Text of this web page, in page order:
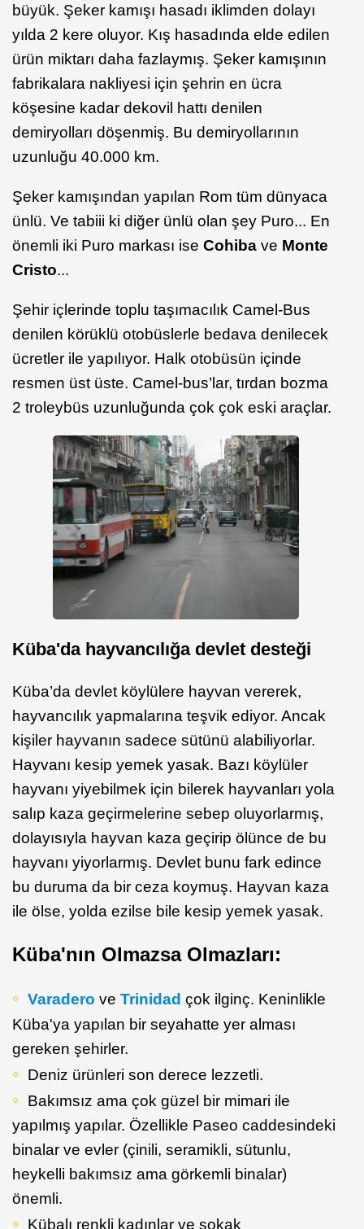
büyük. Şeker kamışı hasadı iklimden dolayı
yılda 2 kere oluyor. Kış hasadında elde edilen
ürün miktarı daha fazlaymış. Şeker kamışının
fabrikalara nakliyesi için şehrin en ücra
köşesine kadar dekovil hattı denilen
demiryolları döşenmiş. Bu demiryollarının
uzunluğu 40.000 km.
Şeker kamışından yapılan Rom tüm dünyaca
ünlü. Ve tabiii ki diğer ünlü olan şey Puro... En
önemli iki Puro markası ise Cohiba ve Monte
Cristo...
Şehir içlerinde toplu taşımacılık Camel-Bus
denilen körüklü otobüslerle bedava denilecek
ücretler ile yapılıyor. Halk otobüsün içinde
resmen üst üste. Camel-bus’lar, tırdan bozma
2 troleybüs uzunluğunda çok çok eski araçlar.
Küba'da hayvancılığa devlet desteği
Küba’da devlet köylülere hayvan vererek,
hayvancılık yapmalarına teşvik ediyor. Ancak
kişiler hayvanın sadece sütünü alabiliyorlar.
Hayvanı kesip yemek yasak. Bazı köylüler
hayvanı yiyebilmek için bilerek hayvanları yola
salıp kaza geçirmelerine sebep oluyorlarmış,
dolayısıyla hayvan kaza geçirip ölünce de bu
hayvanı yiyorlarmış. Devlet bunu fark edince
bu duruma da bir ceza koymuş. Hayvan kaza
ile ölse, yolda ezilse bile kesip yemek yasak.
Küba'nın Olmazsa Olmazları:
Varadero ve Trinidad çok ilginç. Keninlikle
Küba'ya yapılan bir seyahatte yer alması
gereken şehirler.
Deniz ürünleri son derece lezzetli.
Bakımsız ama çok güzel bir mimari ile
yapılmış yapılar. Özellikle Paseo caddesindeki
binalar ve evler (çinili, seramikli, sütunlu,
heykelli bakımsız ama görkemli binalar)
önemli.
Kübalı renkli kadınlar ve sokak